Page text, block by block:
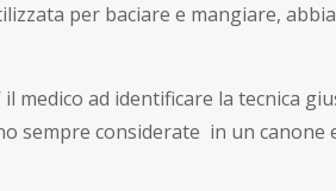
per baciare e mangiare,
medico ad identificare la tecnica
sempre considerate in un